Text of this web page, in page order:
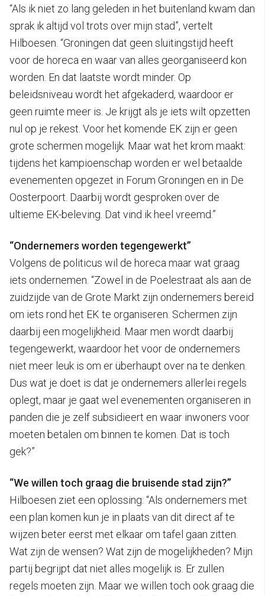
“Als ik niet zo lang geleden in het buitenland kwam dan
sprak ik altijd vol trots over mijn stad”, vertelt
Hilboesen. “Groningen dat geen sluitingstijd heeft
voor de horeca en waar van alles georganiseerd kon
worden. En dat laatste wordt minder. Op
beleidsniveau wordt het afgekaderd, waardoor er
geen ruimte meer is. Je krijgt als je iets wilt opzetten
nul op je rekest. Voor het komende EK zijn er geen
grote schermen mogelijk. Maar wat het krom maakt:
tijdens het kampioenschap worden er wel betaalde
evenementen opgezet in Forum Groningen en in De
Oosterpoort. Daarbij wordt gesproken over de
ultieme EK-beleving. Dat vind ik heel vreemd.”
“Ondernemers worden tegengewerkt”
Volgens de politicus wil de horeca maar wat graag
iets ondernemen. “Zowel in de Poelestraat als aan de
zuidzijde van de Grote Markt zijn ondernemers bereid
om iets rond het EK te organiseren. Schermen zijn
daarbij een mogelijkheid. Maar men wordt daarbij
tegengewerkt, waardoor het voor de ondernemers
niet meer leuk is om er überhaupt over na te denken.
Dus wat je doet is dat je ondernemers allerlei regels
oplegt, maar je gaat wel evenementen organiseren in
panden die je zelf subsidieert en waar inwoners voor
moeten betalen om binnen te komen. Dat is toch
gek?”
“We willen toch graag die bruisende stad zijn?”
Hilboesen ziet een oplossing: “Als ondernemers met
een plan komen kun je in plaats van dit direct af te
wijzen beter eerst met elkaar om tafel gaan zitten.
Wat zijn de wensen? Wat zijn de mogelijkheden? Mijn
partij begrijpt dat niet alles mogelijk is. Er zullen
regels moeten zijn. Maar we willen toch ook graag die